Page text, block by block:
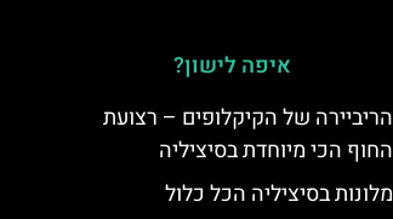
איפה לישון?
הריביירה של הקיקלופים – רצועת
החוף הכי מיוחדת בסיציליה
מלונות בסיציליה הכל כלול